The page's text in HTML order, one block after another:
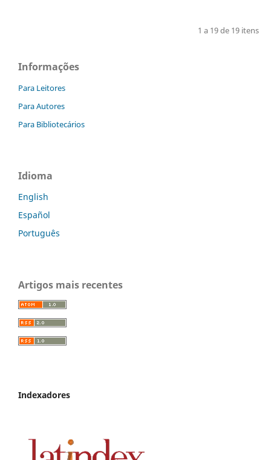
1 a 19 de 19 itens
Informações
Para Leitores
Para Autores
Para Bibliotecários
Idioma
English
Español
Português
Artigos mais recentes
Indexadores